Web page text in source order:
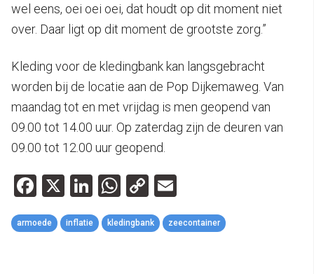
wel eens, oei oei oei, dat houdt op dit moment niet
over. Daar ligt op dit moment de grootste zorg.”
Kleding voor de kledingbank kan langsgebracht
worden bij de locatie aan de Pop Dijkemaweg. Van
maandag tot en met vrijdag is men geopend van
09.00 tot 14.00 uur. Op zaterdag zijn de deuren van
09.00 tot 12.00 uur geopend.
Facebook
X LinkedIn
WhatsApp
Copy
Link
armoede inflatie kledingbank zeecontainer